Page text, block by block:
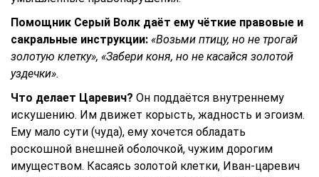
Помощник Серый Волк даёт ему чёткие правовые и
сакральные инструкции: «Возьми птицу, но не трогай
золотую клетку», «Забери коня, но не касайся золотой
уздечки».
Что делает Царевич? Он поддаётся внутреннему
искушению. Им движет корысть, жадность и эгоизм.
Ему мало сути (чуда), ему хочется обладать
роскошной внешней оболочкой, чужим дорогим
имуществом. Касаясь золотой клетки, Иван-царевич